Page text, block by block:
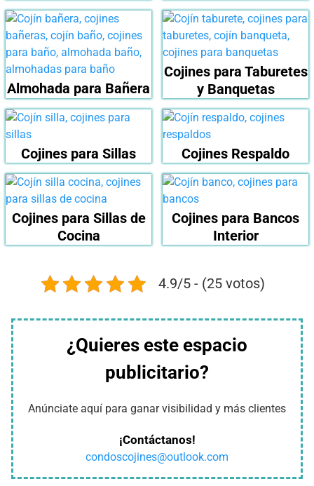
Almohada para Bañera
Cojines para Taburetes
y Banquetas
Cojines para Sillas Cojines Respaldo
Cojines para Sillas de
Cocina
Cojines para Bancos
Interior
4.9/5 - (25 votos)
¿Quieres este espacio
publicitario?
Anúnciate aquí para ganar visibilidad y más clientes
¡Contáctanos!
condoscojines@outlook.com